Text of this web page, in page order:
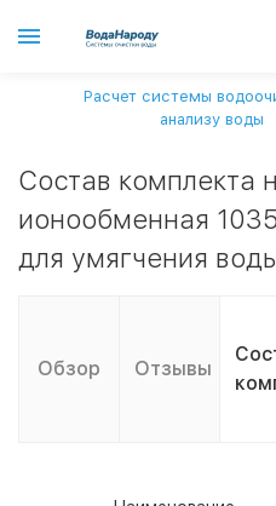
Расчет системы
анализу воды
Состав комплекта
ионообменная
для умягчения
Обзор Отзывы